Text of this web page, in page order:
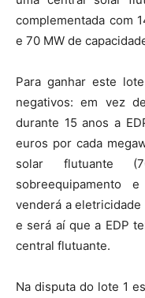
complementada com
e 70 MW de
Para ganhar este
negativos: em vez
durante 15 anos a
euros por cada
solar flutuante
sobreequipamento
venderá a
e será aí que a EDP
central flutuante.
Na disputa do lote 1